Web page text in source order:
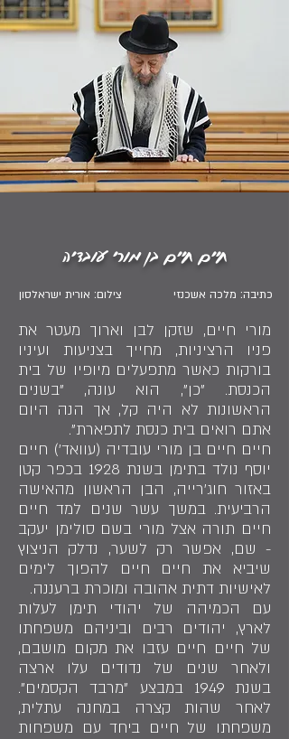
חיים חיים בן מורי עובדיה
צילום: אורית ישראלסון כתיבה: מלכה אשכנזי
מורי חיים, שזקן לבן וארוך מעטר את
פניו הרציניות, מחייך בצניעות ועיניו
בורקות כאשר מתפעלים מיופיו של בית
הכנסת. "כן", הוא עונה, "בשנים
הראשונות לא היה קל, אך הנה היום
אתם רואים בית כנסת לתפארת".
חיים חיים בן מורי עובדיה (עוואד') חיים
יוסף נולד בתימן בשנת 1928 בכפר קטן
באזור חוג'רייה, הבן הראשון מהאישה
הרביעית. במשך עשר שנים למד חיים
חיים תורה אצל מורי בשם סולימן יעקב
- שם, אפשר רק לשער, נדלק הניצוץ
שיביא את חיים חיים להפוך לימים
לאישיות דתית אהובה ומוכרת ברעננה.
עם הכמיהה של יהודי תימן לעלות
לארץ, יהודים רבים וביניהם משפחתו
של חיים חיים עזבו את מקום מושבם,
ולאחר שנים של נדודים עלו ארצה
בשנת 1949 במבצע "מרבד הקסמים".
לאחר שהות קצרה במחנה עתלית,
משפחתו של חיים ביחד עם משפחות